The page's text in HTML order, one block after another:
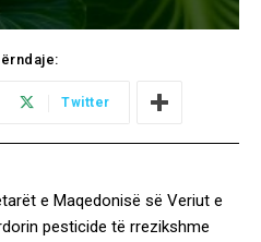
Twitter
e Maqedonisë së Veriut e
pesticide të rrezikshme